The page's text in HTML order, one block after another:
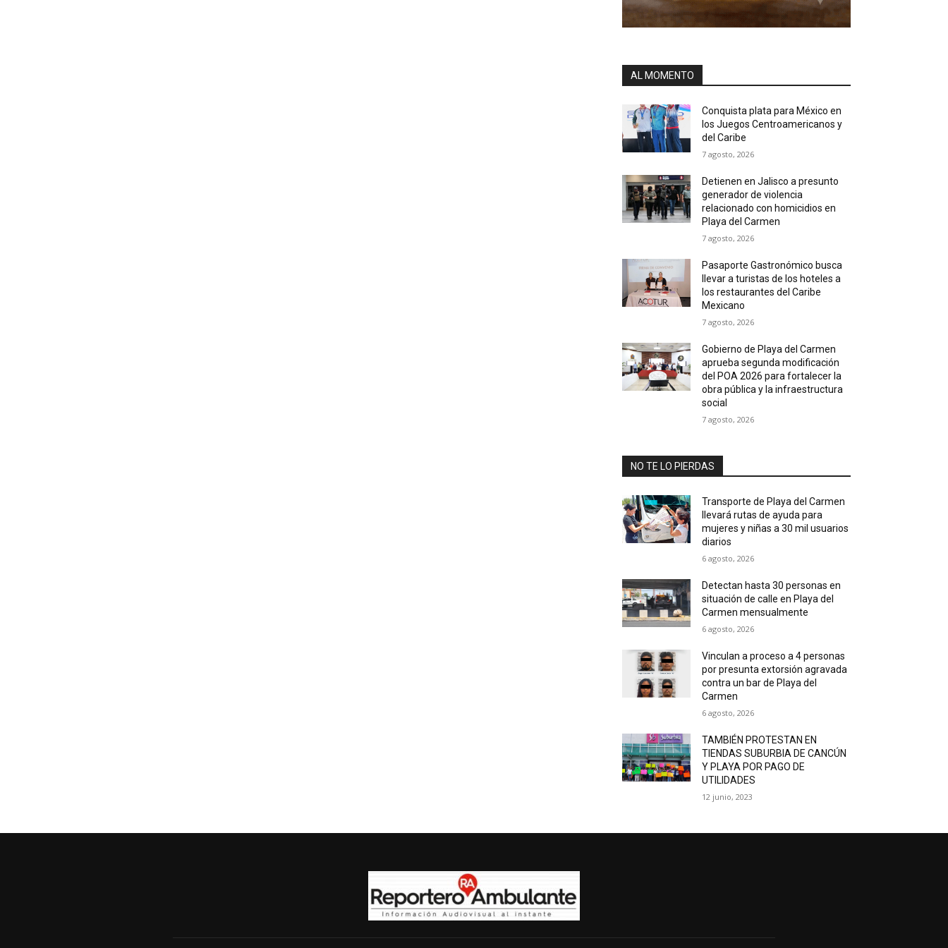
AL MOMENTO
Conquista plata para México en
los Juegos Centroamericanos y
del Caribe
7 agosto, 2026
Detienen en Jalisco a presunto
generador de violencia
relacionado con homicidios en
Playa del Carmen
7 agosto, 2026
Pasaporte Gastronómico busca
llevar a turistas de los hoteles a
los restaurantes del Caribe
Mexicano
7 agosto, 2026
Gobierno de Playa del Carmen
aprueba segunda modificación
del POA 2026 para fortalecer la
obra pública y la infraestructura
social
7 agosto, 2026
NO TE LO PIERDAS
Transporte de Playa del Carmen
llevará rutas de ayuda para
mujeres y niñas a 30 mil usuarios
diarios
6 agosto, 2026
Detectan hasta 30 personas en
situación de calle en Playa del
Carmen mensualmente
6 agosto, 2026
Vinculan a proceso a 4 personas
por presunta extorsión agravada
contra un bar de Playa del
Carmen
6 agosto, 2026
TAMBIÉN PROTESTAN EN
TIENDAS SUBURBIA DE CANCÚN
Y PLAYA POR PAGO DE
UTILIDADES
12 junio, 2023